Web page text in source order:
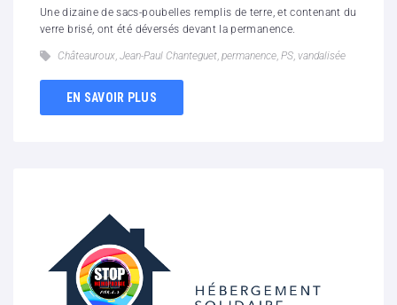
Une dizaine de sacs-poubelles remplis de terre, et contenant du
verre brisé, ont été déversés devant la permanence.
Châteauroux, Jean-Paul Chanteguet, permanence, PS, vandalisée
EN SAVOIR PLUS